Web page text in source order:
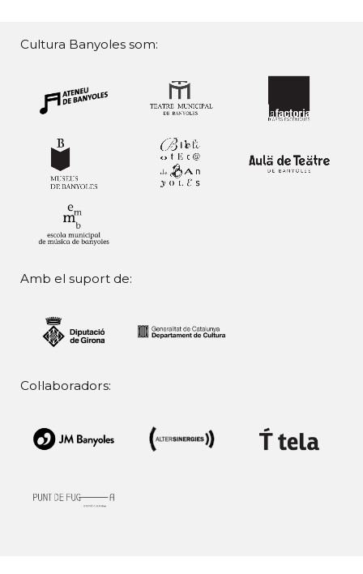
Cultura Banyoles som:
Amb el suport de:
Col·laboradors: